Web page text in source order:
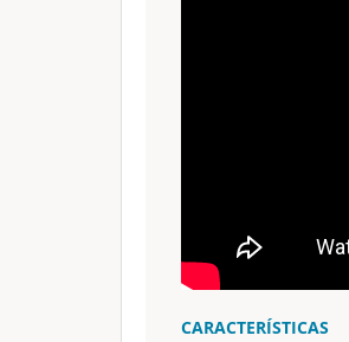
CARACTERÍSTICAS